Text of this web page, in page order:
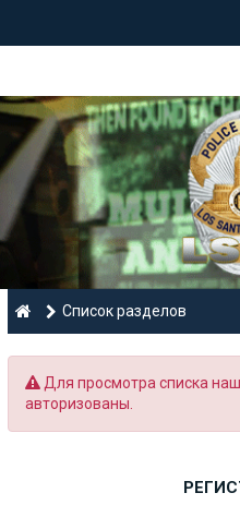
Список разделов
Для просмотра списка
авторизованы.